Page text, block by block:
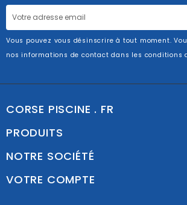
Vous pouvez vous désinscrire à tout moment.
nos informations de contact dans les conditions
CORSE PISCINE . FR
PRODUITS
NOTRE SOCIÉTÉ
VOTRE COMPTE